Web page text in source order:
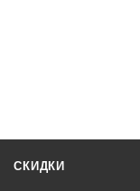
СКИДКИ